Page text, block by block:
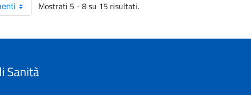
Mostrati 5 - 8 su 15 risultati.
Sanità